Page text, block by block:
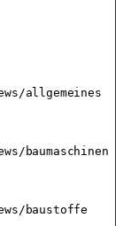
allgemeines
baumaschinen
baustoffe